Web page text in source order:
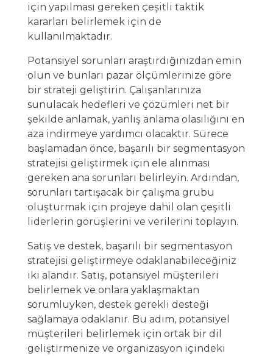
için yapılması gereken çeşitli taktik
kararları belirlemek için de
kullanılmaktadır.
Potansiyel sorunları araştırdığınızdan emin
olun ve bunları pazar ölçümlerinize göre
bir strateji geliştirin. Çalışanlarınıza
sunulacak hedefleri ve çözümleri net bir
şekilde anlamak, yanlış anlama olasılığını en
aza indirmeye yardımcı olacaktır. Sürece
başlamadan önce, başarılı bir segmentasyon
stratejisi geliştirmek için ele alınması
gereken ana sorunları belirleyin. Ardından,
sorunları tartışacak bir çalışma grubu
oluşturmak için projeye dahil olan çeşitli
liderlerin görüşlerini ve verilerini toplayın.
Satış ve destek, başarılı bir segmentasyon
stratejisi geliştirmeye odaklanabileceğiniz
iki alandır. Satış, potansiyel müşterileri
belirlemek ve onlara yaklaşmaktan
sorumluyken, destek gerekli desteği
sağlamaya odaklanır. Bu adım, potansiyel
müşterileri belirlemek için ortak bir dil
geliştirmenize ve organizasyon içindeki